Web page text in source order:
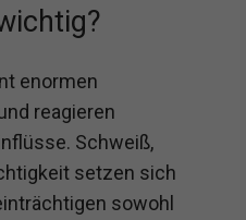
enormen
reagieren
Schweiß,
setzen sich
sowohl